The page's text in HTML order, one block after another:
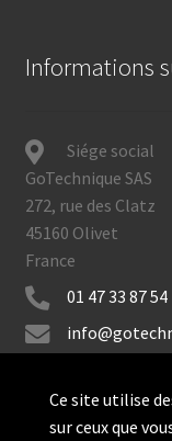
Informations
Siége social
GoTechnique SAS
272, rue des Clatz
45160 Olivet
France
01 47 33 87 54
Ce site utilise
sur ceux que